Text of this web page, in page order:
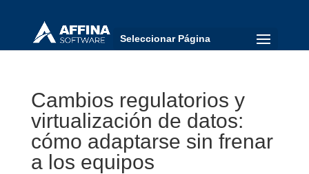
Seleccionar Página
Cambios regulatorios y
virtualización de datos:
cómo adaptarse sin frenar
a los equipos